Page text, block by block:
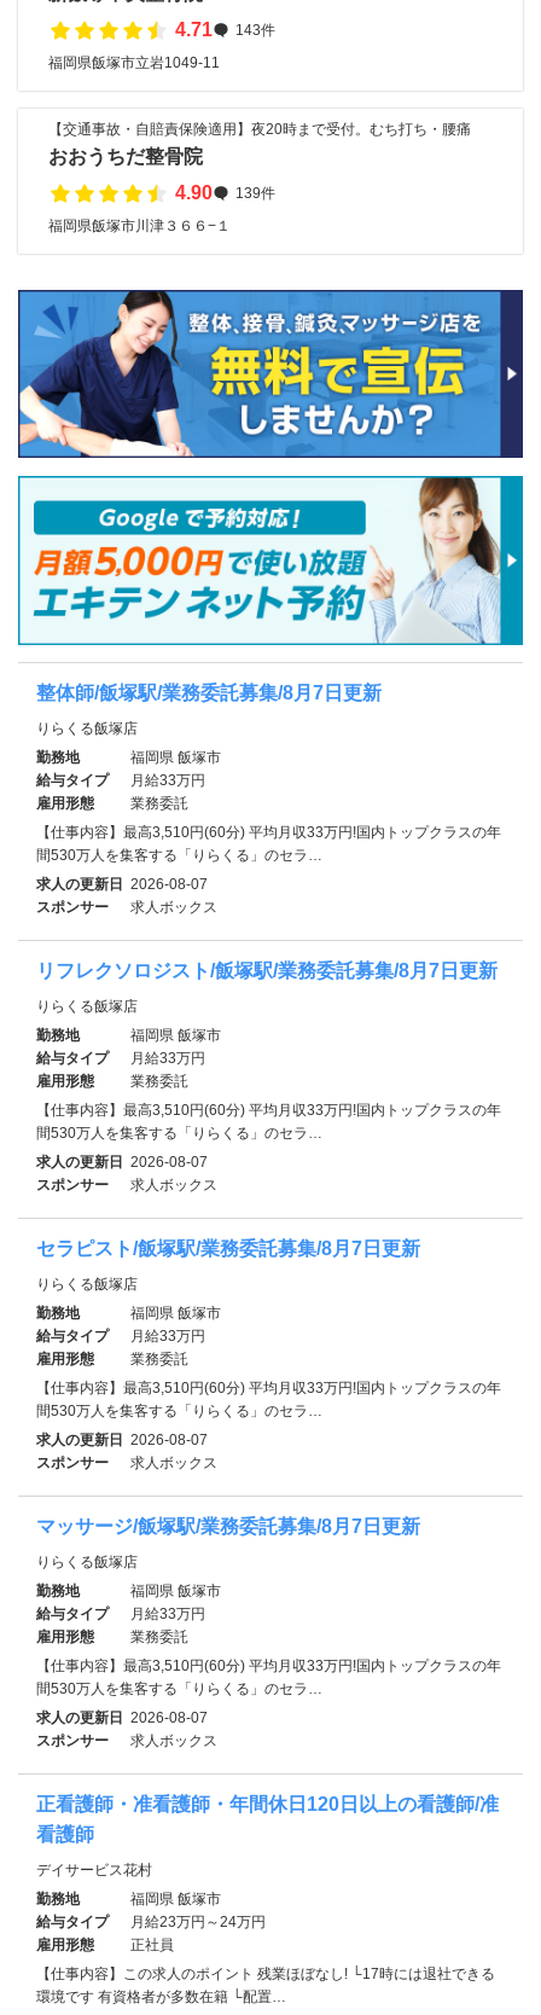
4.71
143件
福岡県飯塚市立岩1049‐11
【交通事故・自賠責保険適用】夜20時まで受付。むち打ち・腰痛
おおうちだ整骨院
4.90
139件
福岡県飯塚市川津３６６−１
整体師/飯塚駅/業務委託募集/8月7日更新
りらくる飯塚店
勤務地
福岡県 飯塚市
給与タイプ
月給33万円
雇用形態
業務委託
【仕事内容】最高3,510円(60分) 平均月収33万円!国内トップクラスの年
間530万人を集客する「りらくる」のセラ…
求人の更新日 2026-08-07
スポンサー
求人ボックス
リフレクソロジスト/飯塚駅/業務委託募集/8月7日更新
りらくる飯塚店
勤務地
福岡県 飯塚市
給与タイプ
月給33万円
雇用形態
業務委託
【仕事内容】最高3,510円(60分) 平均月収33万円!国内トップクラスの年
間530万人を集客する「りらくる」のセラ…
求人の更新日 2026-08-07
スポンサー
求人ボックス
セラピスト/飯塚駅/業務委託募集/8月7日更新
りらくる飯塚店
勤務地
福岡県 飯塚市
給与タイプ
月給33万円
雇用形態
業務委託
【仕事内容】最高3,510円(60分) 平均月収33万円!国内トップクラスの年
間530万人を集客する「りらくる」のセラ…
求人の更新日 2026-08-07
スポンサー
求人ボックス
マッサージ/飯塚駅/業務委託募集/8月7日更新
りらくる飯塚店
勤務地
福岡県 飯塚市
給与タイプ
月給33万円
雇用形態
業務委託
【仕事内容】最高3,510円(60分) 平均月収33万円!国内トップクラスの年
間530万人を集客する「りらくる」のセラ…
求人の更新日 2026-08-07
スポンサー
求人ボックス
正看護師・准看護師・年間休日120日以上の看護師/准
看護師
デイサービス花村
勤務地
福岡県 飯塚市
給与タイプ
月給23万円～24万円
雇用形態
正社員
【仕事内容】この求人のポイント 残業ほぼなし! └17時には退社できる
環境です 有資格者が多数在籍 └配置…